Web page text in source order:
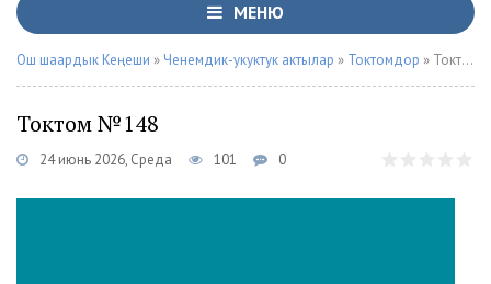
МЕНЮ
Ош шаардык Кеңеши » Ченемдик-укуктук актылар » Токтомдор » Токтом №148
Токтом №148
24 июнь 2026, Среда 101 0